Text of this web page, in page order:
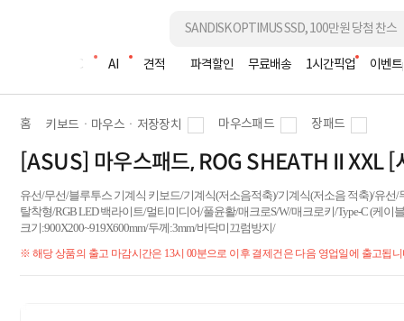
조립PC AI 견적 파격할인 무료배송 1시간픽업 이벤트
홈 키보드ㆍ마우스ㆍ저장장치 마우스패드 장패드
[ASUS] 마우스패드, ROG SHEATH II XXL [
유선/무선/블루투스 기계식 키보드/기계식(저소음적축)/기계식(저소음 적축)/유
탈착형/RGB LED 백라이트/멀티미디어/풀윤활/매크로S/W/매크로키/Type-C (케
크기:900X200~919X600mm/두께:3mm/바닥미끄럼방지/
※ 해당 상품의 출고 마감시간은 13시 00분으로 이후 결제건은 다음 영업일에 출고됩니